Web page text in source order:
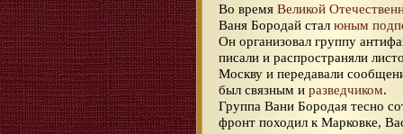
Во время Великой
Ваня Бородай стал юным
Он организовал группу
писали и распространяли
Москву и передавали
был связным и разведчиком.
Группа Вани Бородая тесно
фронт походил к Марковке,